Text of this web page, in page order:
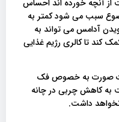
آنچه خورده اند احساس
سبب می شود کمتر به
آدامس می تواند به
کند تا کالری رژیم غذایی
صورت به خصوص فک
کاهش چربی در چانه
نخواهد داشت.